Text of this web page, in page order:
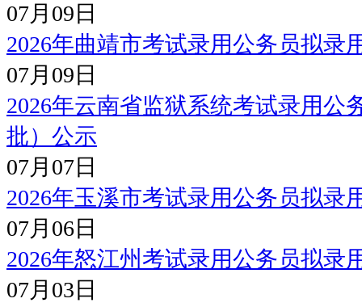
07月09日
2026年曲靖市考试录用公务员拟录
07月09日
2026年云南省监狱系统考试录用公
批）公示
07月07日
2026年玉溪市考试录用公务员拟录
07月06日
2026年怒江州考试录用公务员拟录
07月03日